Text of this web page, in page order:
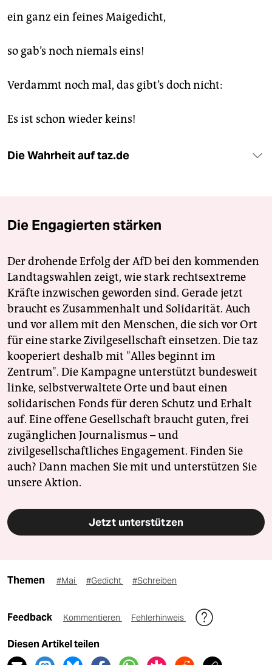
ein ganz ein feines Maigedicht,
so gab’s noch niemals eins!
Verdammt noch mal, das gibt’s doch nicht:
Es ist schon wieder keins!
Die Wahrheit auf taz.de
Die Engagierten stärken
Der drohende Erfolg der AfD bei den kommenden
Landtagswahlen zeigt, wie stark rechtsextreme
Kräfte inzwischen geworden sind. Gerade jetzt
braucht es Zusammenhalt und Solidarität. Auch
und vor allem mit den Menschen, die sich vor Ort
für eine starke Zivilgesellschaft einsetzen. Die taz
kooperiert deshalb mit "Alles beginnt im
Zentrum". Die Kampagne unterstützt bundesweit
linke, selbstverwaltete Orte und baut einen
solidarischen Fonds für deren Schutz und Erhalt
auf. Eine offene Gesellschaft braucht guten, frei
zugänglichen Journalismus – und
zivilgesellschaftliches Engagement. Finden Sie
auch? Dann machen Sie mit und unterstützen Sie
unsere Aktion.
Jetzt unterstützen
Themen #Mai #Gedicht #Schreiben
Feedback Kommentieren Fehlerhinweis
Diesen Artikel teilen